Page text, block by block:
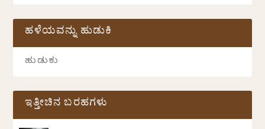
ಹಳೆಯವನ್ನು ಹುಡುಕಿ
ಇತ್ತೀಚಿನ ಬರಹಗಳು